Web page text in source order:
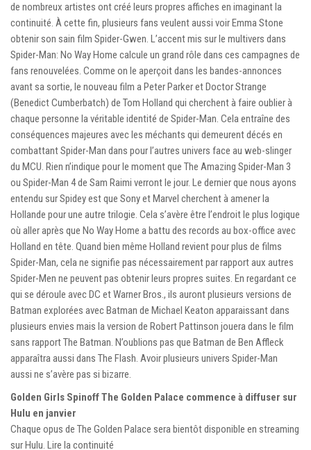
de nombreux artistes ont créé leurs propres affiches en imaginant la
continuité. À cette fin, plusieurs fans veulent aussi voir Emma Stone
obtenir son sain film Spider-Gwen. L’accent mis sur le multivers dans
Spider-Man: No Way Home calcule un grand rôle dans ces campagnes de
fans renouvelées. Comme on le aperçoit dans les bandes-annonces
avant sa sortie, le nouveau film a Peter Parker et Doctor Strange
(Benedict Cumberbatch) de Tom Holland qui cherchent à faire oublier à
chaque personne la véritable identité de Spider-Man. Cela entraîne des
conséquences majeures avec les méchants qui demeurent décés en
combattant Spider-Man dans pour l’autres univers face au web-slinger
du MCU. Rien n’indique pour le moment que The Amazing Spider-Man 3
ou Spider-Man 4 de Sam Raimi verront le jour. Le dernier que nous ayons
entendu sur Spidey est que Sony et Marvel cherchent à amener la
Hollande pour une autre trilogie. Cela s’avère être l’endroit le plus logique
où aller après que No Way Home a battu des records au box-office avec
Holland en tête. Quand bien même Holland revient pour plus de films
Spider-Man, cela ne signifie pas nécessairement par rapport aux autres
Spider-Men ne peuvent pas obtenir leurs propres suites. En regardant ce
qui se déroule avec DC et Warner Bros., ils auront plusieurs versions de
Batman explorées avec Batman de Michael Keaton apparaissant dans
plusieurs envies mais la version de Robert Pattinson jouera dans le film
sans rapport The Batman. N’oublions pas que Batman de Ben Affleck
apparaîtra aussi dans The Flash. Avoir plusieurs univers Spider-Man
aussi ne s’avère pas si bizarre.
Golden Girls Spinoff The Golden Palace commence à diffuser sur
Hulu en janvier
Chaque opus de The Golden Palace sera bientôt disponible en streaming
sur Hulu. Lire la continuité